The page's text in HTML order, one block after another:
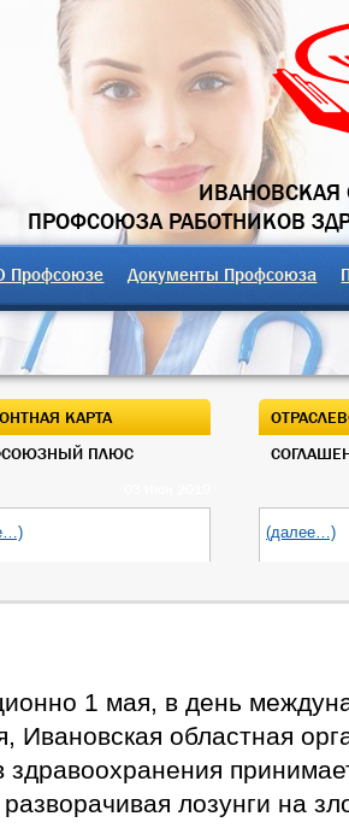
ИВАНОВСКАЯ
ПРОФСОЮЗА РАБОТНИКОВ
Профсоюзе Документы Профсоюза
КАРТА
ПЛЮС
(далее…)
1 мая, в день
Ивановская областная
здравоохранения
лозунги на